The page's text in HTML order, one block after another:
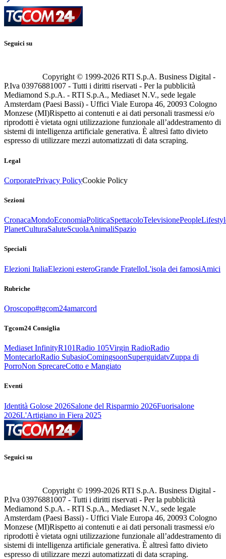
Seguici su
Copyright © 1999-2026 RTI S.p.A. Business Digital -
P.Iva 03976881007 - Tutti i diritti riservati - Per la pubblicità
Mediamond S.p.A. - RTI S.p.A., Mediaset N.V., sede legale
Amsterdam (Paesi Bassi) - Uffici Viale Europa 46, 20093 Cologno
Monzese (MI)Rispetto ai contenuti e ai dati personali trasmessi e/o
riprodotti è vietata ogni utilizzazione funzionale all’addestramento di
sistemi di intelligenza artificiale generativa. È altresì fatto divieto
espresso di utilizzare mezzi automatizzati di data scraping.
Legal
CorporatePrivacy PolicyCookie Policy
Sezioni
CronacaMondoEconomiaPoliticaSpettacoloTelevisionePeople
PlanetCulturaSaluteScuolaAnimaliSpazio
Speciali
Elezioni ItaliaElezioni esteroGrande FratelloL'isola dei famosiAmici
Rubriche
Oroscopo#tgcom24amarcord
Tgcom24 Consiglia
Mediaset InfinityR101Radio 105Virgin RadioRadio
MontecarloRadio SubasioComingsoonSuperguidatvZuppa di
PorroNon SprecareCotto e Mangiato
Eventi
Identità Golose 2026Salone del Risparmio 2026Fuorisalone
2026L'Artigiano in Fiera 2025
Seguici su
Copyright © 1999-2026 RTI S.p.A. Business Digital -
P.Iva 03976881007 - Tutti i diritti riservati - Per la pubblicità
Mediamond S.p.A. - RTI S.p.A., Mediaset N.V., sede legale
Amsterdam (Paesi Bassi) - Uffici Viale Europa 46, 20093 Cologno
Monzese (MI)Rispetto ai contenuti e ai dati personali trasmessi e/o
riprodotti è vietata ogni utilizzazione funzionale all’addestramento di
sistemi di intelligenza artificiale generativa. È altresì fatto divieto
espresso di utilizzare mezzi automatizzati di data scraping.